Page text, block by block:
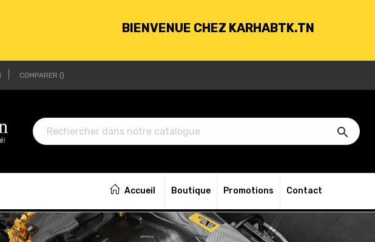
BIENVENUE CHEZ KARHABTK.TN
LIVRAISON GRATUITE À PARTIR DE 250DT D'ACHATS
BIENVENUE CHEZ KARHABTK.TN
LIVRAISON GRATUITE À PARTIR DE 250DT D'ACHATS
COMPARER

Accueil Boutique Promotions Contact